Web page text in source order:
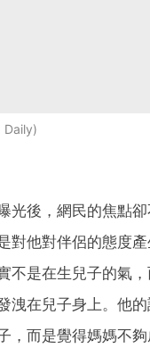
Daily
光後，網民的焦點
對他對伴侶的態度
不是在生兒子的氣
洩在兒子身上。他
，而是覺得媽媽不